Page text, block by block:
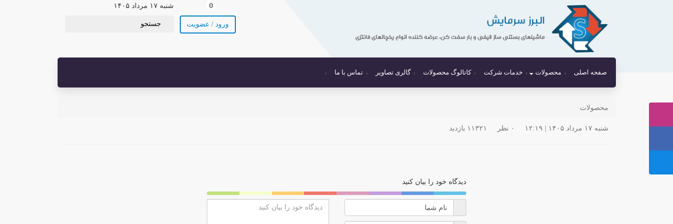
0 شنبه ۱۷ مرداد ۱۴۰۵
ورود / عضویت
صفحه اصلی محصولات خدمات شرکت کاتالوگ محصولات گالری تصاویر تماس با ما
محصولات
شنبه ۱۷ مرداد ۱۴۰۵ | ۱۲:۱۹ ۰ نظر ۱۱۳۲۱ بازدید
دیدگاه خود را بیان کنید